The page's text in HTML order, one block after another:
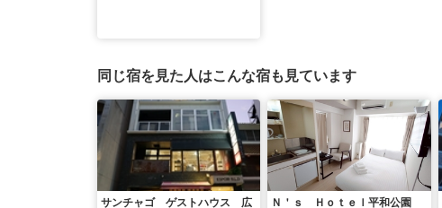
同じ宿を見た人はこんな宿も見ています
サンチャゴ ゲストハウス 広 Ｎ＇ｓ Ｈｏｔｅｌ平和公園